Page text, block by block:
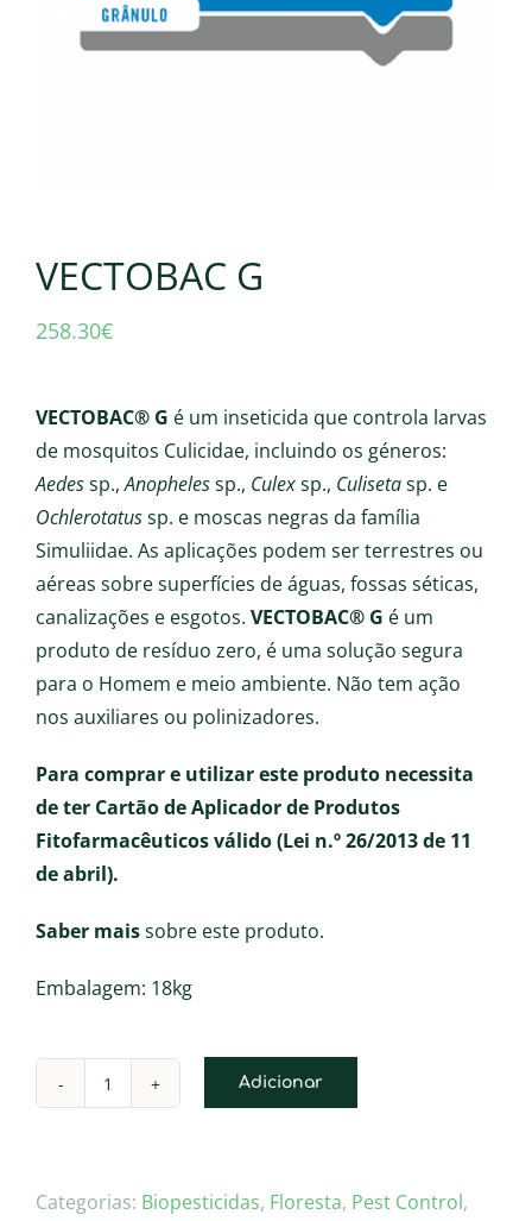
VECTOBAC G
258.30€
VECTOBAC® G é um inseticida que controla larvas
de mosquitos Culicidae, incluindo os géneros:
Aedessp.,Anophelessp., Culexsp., Culisetasp. e
Ochlerotatussp. e moscas negras da família
Simuliidae. As aplicações podem ser terrestres ou
aéreas sobre superfícies de águas, fossas séticas,
canalizações e esgotos. VECTOBAC® G é um
produto de resíduo zero, é uma solução segura
para o Homem e meio ambiente. Não tem ação
nos auxiliares ou polinizadores.
Para comprar e utilizar este produto necessita
de ter Cartão de Aplicador de Produtos
Fitofarmacêuticos válido (Lei n.º 26/2013 de 11
de abril).
Saber maissobre este produto.
Embalagem: 18kg
Quantidade
G
Adicionar
Categorias: Biopesticidas, Floresta, Pest Control,